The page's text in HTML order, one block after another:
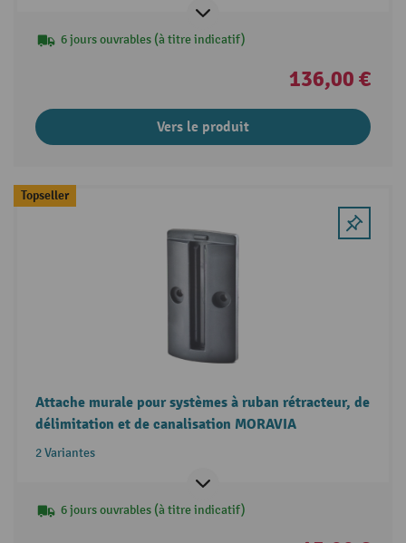
6 jours ouvrables (à titre indicatif)
136,00 €
Vers le produit
Topseller
Attache murale pour systèmes à ruban rétracteur, de
délimitation et de canalisation MORAVIA
2 Variantes
6 jours ouvrables (à titre indicatif)